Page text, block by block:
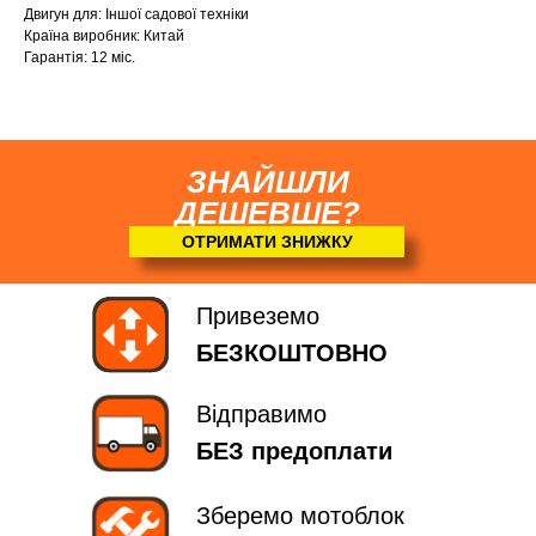
Двигун для: Іншої садової техніки
Країна виробник: Китай
Гарантія: 12 міс.
ЗНАЙШЛИ
ДЕШЕВШЕ?
ОТРИМАТИ ЗНИЖКУ
Відправимо
БЕЗ предоплати
Привеземо
БЕЗКОШТОВНО
Зберемо мотоблок